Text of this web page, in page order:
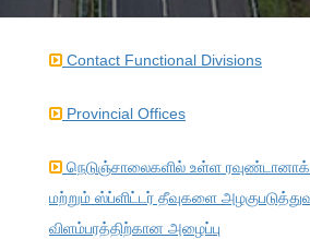
Contact Functional Divisions
Provincial Offices
நெடுஞ்சாலைகளில் உள்ள
மற்றும் ஸ்ப்ளிட்டர் தீவுகளை
விளம்பரத்திற்கான அழைப்பு